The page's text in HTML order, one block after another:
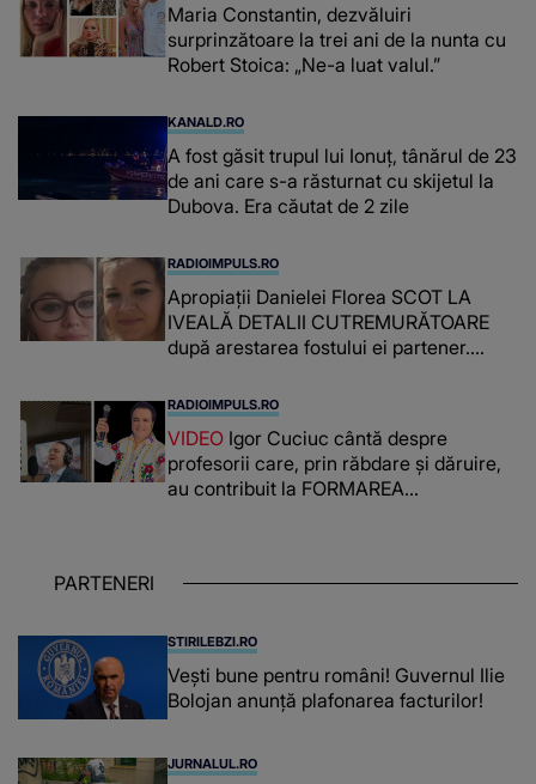
Maria Constantin, dezvăluiri
surprinzătoare la trei ani de la nunta cu
Robert Stoica: „Ne-a luat valul.”
KANALD.RO
A fost găsit trupul lui Ionuț, tânărul de 23
de ani care s-a răsturnat cu skijetul la
Dubova. Era căutat de 2 zile
RADIOIMPULS.RO
Apropiații Danielei Florea SCOT LA
IVEALĂ DETALII CUTREMURĂTOARE
după arestarea fostului ei partener.
românca ucisă în Italia și ascunsă în
lada unui pat: " Îmi pare rău că nu am
reușit să fac mai mult pentru ea și..."
RADIOIMPULS.RO
VIDEO Igor Cuciuc cântă despre
profesorii care, prin răbdare și dăruire,
au contribuit la FORMAREA
chiar și după trecerea anilor: "De
PARTENERI
STIRILEBZI.RO
Vești bune pentru români! Guvernul Ilie
Bolojan anunță plafonarea facturilor!
JURNALUL.RO